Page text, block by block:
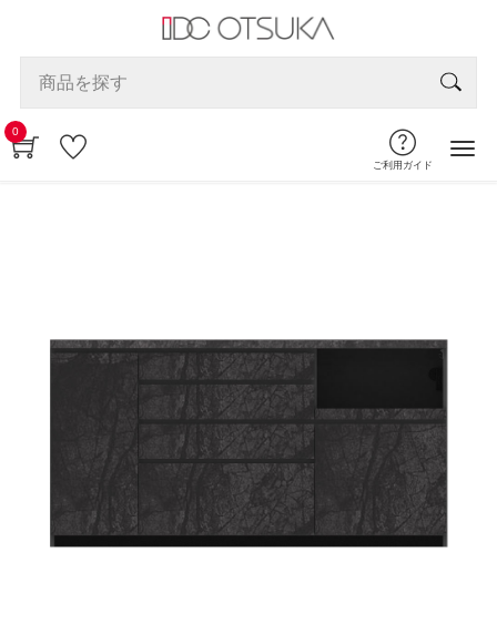
0
ご利用ガイド